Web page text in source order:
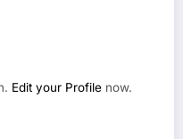
Edit your Profile now.